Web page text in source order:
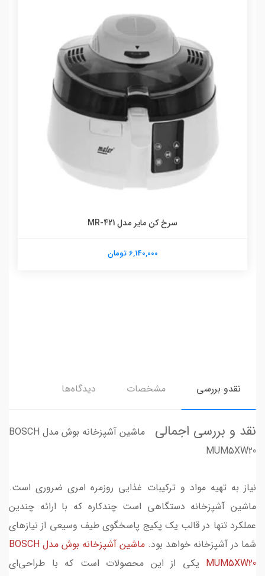
سرخ کن مایر مدل MR-421
6,140,000 تومان
نقدو بررسی مشخصات دیدگاه‌ها
نقد و بررسی اجمالی
ماشین آشپزخانه بوش مدل BOSCH
MUM5XW20
نیاز به تهیه مواد و ترکیبات غذایی روزمره امری ضروری است.
ماشین آشپزخانه دستگاهی است چندکاره که با ارائه چندین
عملکرد تنها در قالب یک پکیج پاسخگوی طیف وسیعی از نیازهای
شما در آشپزخانه خواهد بود
. ماشین آشپزخانه بوش مدل BOSCH
MUM5XW20 یکی از این محصولات است که با طراحی‌ای